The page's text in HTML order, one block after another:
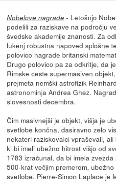
Nobelove nagrade- Letošnjo
podelili za raziskave na področju
švedske akademije znanosti. Za
lukenj robustna napoved splošne
polovico nagrade britanski
Drugo polovico pa za odkritje, da
Rimske ceste supermasiven
prejmeta nemški astrofizik
astronominja Andrea Ghez.
slovesnosti decembra.
Čim masivnejši je objekt, višja je
svetlobe končna, dasiravno zelo
nekateri raziskovalci vpraševali,
ki bi imeli ubežno hitrost višjo od
1783 izračunal, da bi imela
500-krat večjim premerom,
svetlobe. Pierre-Simon Laplace je